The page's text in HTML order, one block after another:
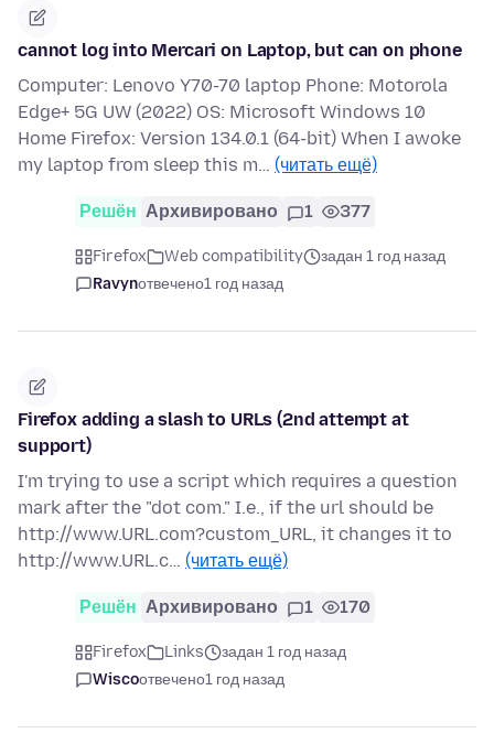
cannot log into Mercari on Laptop, but can on phone
Computer: Lenovo Y70-70 laptop Phone: Motorola
Edge+ 5G UW (2022) OS: Microsoft Windows 10
Home Firefox: Version 134.0.1 (64-bit) When I awoke
my laptop from sleep this m… (читать ещё)
Решён Архивировано 1 377
Firefox Web compatibility
задан 1 год назад
Ravynотвечено1 год назад
Firefox adding a slash to URLs (2nd attempt at
support)
I'm trying to use a script which requires a question
mark after the "dot com." I.e., if the url should be
http://www.URL.com?custom_URL, it changes it to
http://www.URL.c… (читать ещё)
Решён Архивировано 1 170
Firefox Links
задан 1 год назад
Wiscoотвечено1 год назад